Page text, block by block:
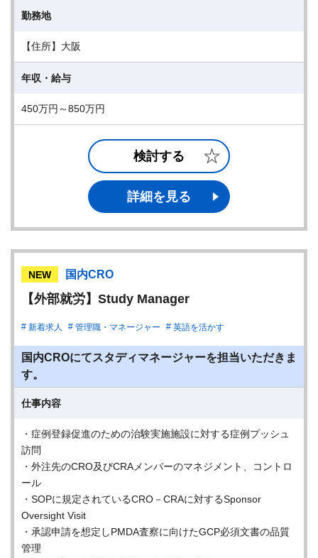
勤務地
【住所】大阪
年収・給与
450万円～850万円
検討する
詳細を見る
NEW 国内CRO
【外部就労】Study Manager
新着求人 管理職・マネージャー 英語を活かす
国内CROにてスタディマネージャーを担当いただきま
す。
仕事内容
・症例登録促進のための治験実施施設に対する症例プッシュ
訪問
・外注先のCRO及びCRAメンバーのマネジメント、コントロ
ール
・SOPに規定されているCRO－CRAに対するSponsor
Oversight Visit
・承認申請を想定しPMDA査察に向けたGCP必須⽂書の品質
管理